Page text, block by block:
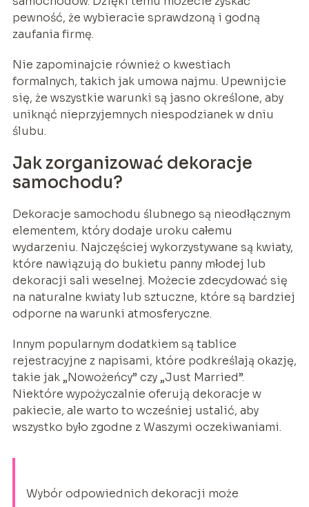
pewność, że wybieracie sprawdzoną i godną
zaufania firmę.
Nie zapominajcie również o kwestiach
formalnych, takich jak umowa najmu. Upewnijcie
się, że wszystkie warunki są jasno określone, aby
uniknąć nieprzyjemnych niespodzianek w dniu
ślubu.
Jak zorganizować dekoracje
samochodu?
Dekoracje samochodu ślubnego są nieodłącznym
elementem, który dodaje uroku całemu
wydarzeniu. Najczęściej wykorzystywane są kwiaty,
które nawiązują do bukietu panny młodej lub
dekoracji sali weselnej. Możecie zdecydować się
na naturalne kwiaty lub sztuczne, które są bardziej
odporne na warunki atmosferyczne.
Innym popularnym dodatkiem są tablice
rejestracyjne z napisami, które podkreślają okazję,
takie jak „Nowożeńcy” czy „Just Married”.
Niektóre wypożyczalnie oferują dekoracje w
pakiecie, ale warto to wcześniej ustalić, aby
wszystko było zgodne z Waszymi oczekiwaniami.
Wybór odpowiednich dekoracji może